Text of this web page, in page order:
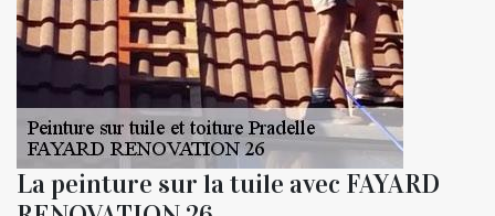
La peinture sur la tuile avec FAYARD